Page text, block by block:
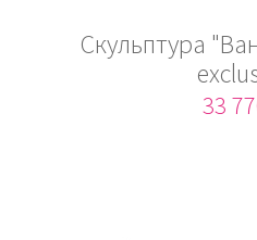
Скульптура
33